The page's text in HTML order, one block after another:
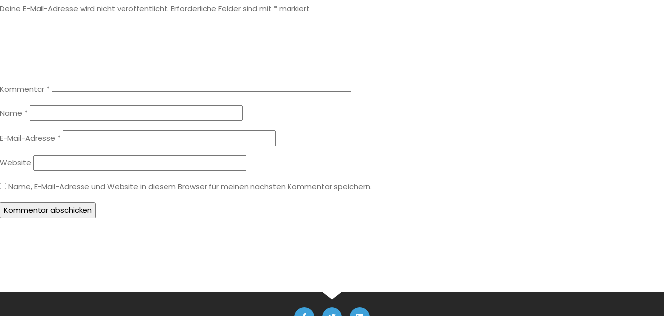
Deine E-Mail-Adresse wird nicht veröffentlicht. Erforderliche Felder sind mit * markiert
Kommentar *
Name *
E-Mail-Adresse *
Website
Name, E-Mail-Adresse und Website in diesem Browser für meinen nächsten Kommentar speichern.